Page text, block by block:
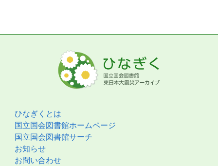
ひなぎくとは
国立国会図書館ホームページ
国立国会図書館サーチ
お知らせ
お問い合わせ